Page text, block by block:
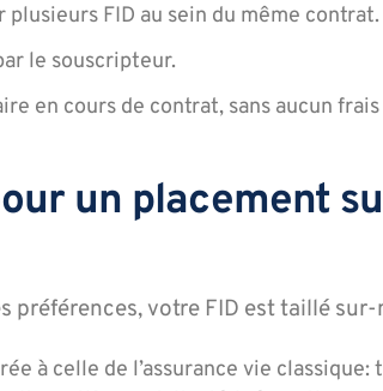
FID au sein du même contrat.
le souscripteur.
en cours de contrat, sans aucun frais
un placement
votre FID est taillé sur-
à celle de l’assurance vie classique: